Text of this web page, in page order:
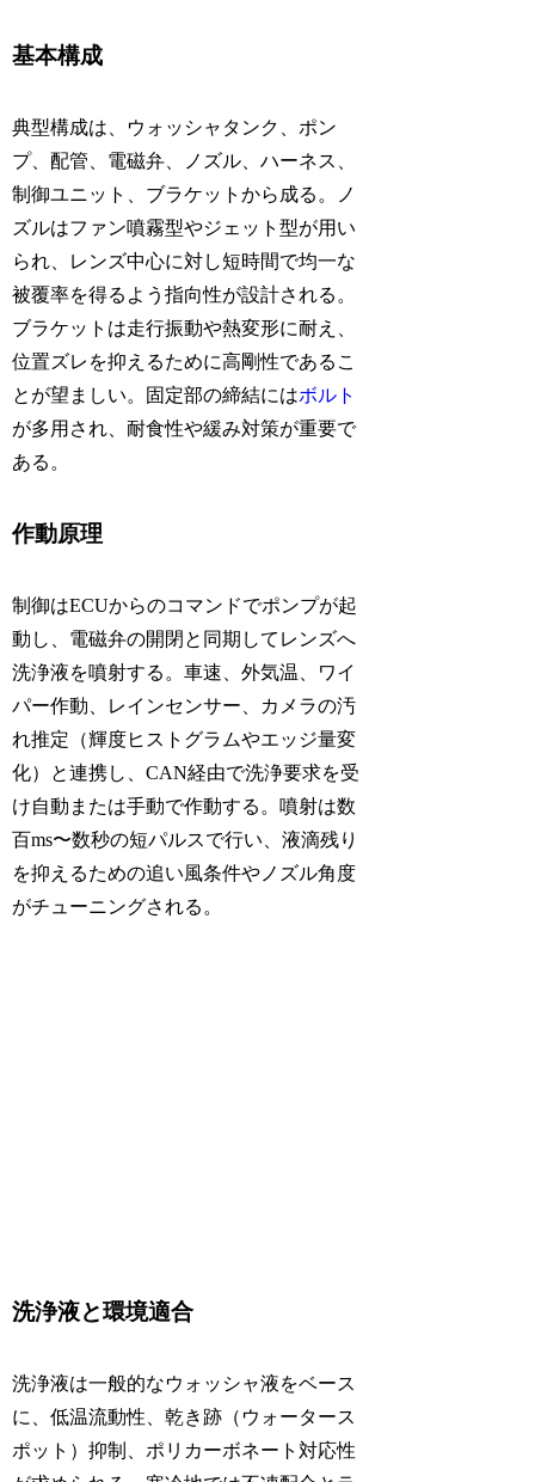
基本構成
典型構成は、ウォッシャタンク、ポン
プ、配管、電磁弁、ノズル、ハーネス、
制御ユニット、ブラケットから成る。ノ
ズルはファン噴霧型やジェット型が用い
られ、レンズ中心に対し短時間で均一な
被覆率を得るよう指向性が設計される。
ブラケットは走行振動や熱変形に耐え、
位置ズレを抑えるために高剛性であるこ
とが望ましい。固定部の締結にはボルト
が多用され、耐食性や緩み対策が重要で
ある。
作動原理
制御はECUからのコマンドでポンプが起
動し、電磁弁の開閉と同期してレンズへ
洗浄液を噴射する。車速、外気温、ワイ
パー作動、レインセンサー、カメラの汚
れ推定（輝度ヒストグラムやエッジ量変
化）と連携し、CAN経由で洗浄要求を受
け自動または手動で作動する。噴射は数
百ms〜数秒の短パルスで行い、液滴残り
を抑えるための追い風条件やノズル角度
がチューニングされる。
洗浄液と環境適合
洗浄液は一般的なウォッシャ液をベース
に、低温流動性、乾き跡（ウォータース
ポット）抑制、ポリカーボネート対応性